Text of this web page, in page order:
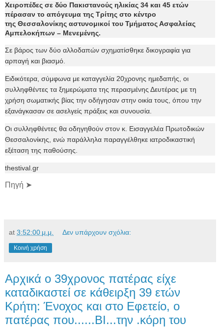
Χειροπέδες σε δύο Πακιστανούς ηλικίας 34 και 45 ετών
πέρασαν το απόγευμα της Τρίτης στο κέντρο
της Θεσσαλονίκης αστυνομικοί του Τμήματος Ασφαλείας
Αμπελοκήπων – Μενεμένης.
Σε βάρος των δύο αλλοδαπών σχηματίσθηκε δικογραφία για
αρπαγή και βιασμό.
Ειδικότερα, σύμφωνα με καταγγελία 20χρονης ημεδαπής, οι
συλληφθέντες τα ξημερώματα της περασμένης Δευτέρας με τη
χρήση σωματικής βίας την οδήγησαν στην οικία τους, όπου την
εξανάγκασαν σε ασελγείς πράξεις και συνουσία.
Οι συλληφθέντες θα οδηγηθούν στον κ. Εισαγγελέα Πρωτοδικών
Θεσσαλονίκης, ενώ παράλληλα παραγγέλθηκε ιατροδικαστική
εξέταση της παθούσης.
thestival.gr
Πηγή ➤
at 3:52:00 μ.μ. Δεν υπάρχουν σχόλια:
Κοινή χρήση
Αρχικά ο 39χρονος πατέρας είχε
καταδικαστεί σε κάθειρξη 39 ετών
Κρήτη: Ένοχος και στο Εφετείο, ο
πατέρας που......ΒΙ...την .κόρη του